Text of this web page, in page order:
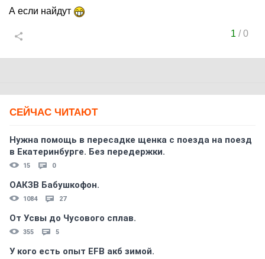
А если найдут
1 /0
СЕЙЧАС ЧИТАЮТ
Нужна помощь в пересадке щенка с поезда на поезд
в Екатеринбурге. Без передержки.
15 0
ОАКЗВ Бабушкофон.
1084 27
От Усвы до Чусового сплав.
355 5
У кого есть опыт EFB акб зимой.